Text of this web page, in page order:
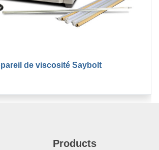
de viscosité Saybolt
Products